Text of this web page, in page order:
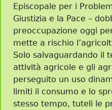
Episcopale per i
Giustizia e la Pace –
preoccupazione oggi
mette a rischio
Solo salvaguardando il
attività agricole e gli
perseguito un uso
limiti il consumo e lo
stesso tempo, tuteli le